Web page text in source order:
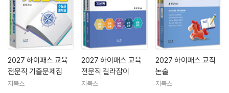
2027 하이패스 교육
전문직 기출문제집
지북스
2027 하이패스 교육
전문직 길라잡이
지북스
2027 하이패스 교직
논술
지북스